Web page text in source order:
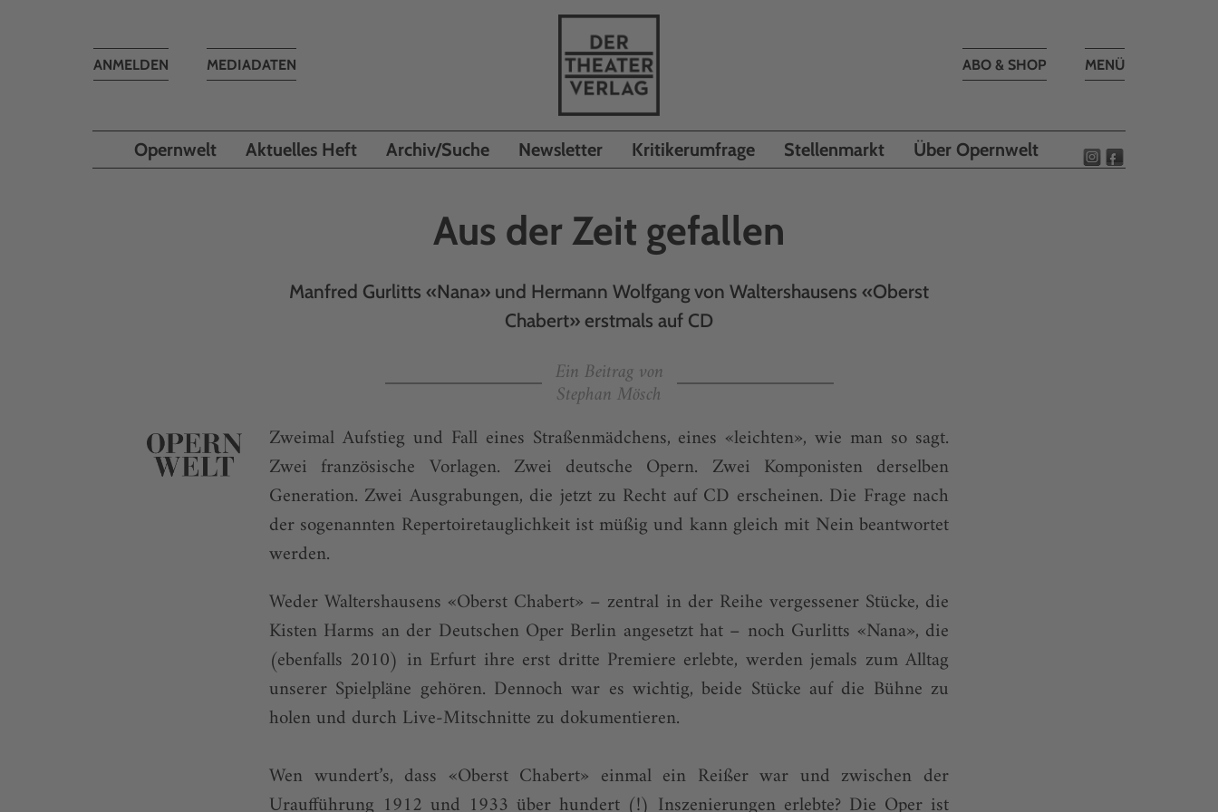
Toggle
MENÜ
ABO & SHOP
MEDIADATEN
Toggle
ANMELDEN
Opernwelt Aktuelles Heft Archiv/Suche Newsletter Kritikerumfrage Stellenmarkt Über Opernwelt
Aus der Zeit gefallen
Manfred Gurlitts «Nana» und Hermann Wolfgang von Waltershausens «Oberst
Chabert» erstmals auf CD
Ein Beitrag von
Stephan Mösch
Zweimal Aufstieg und Fall eines Straßenmädchens, eines «leichten», wie man so sagt.
Zwei französische Vorlagen. Zwei deutsche Opern. Zwei Komponisten derselben
Generation. Zwei Ausgrabungen, die jetzt zu Recht auf CD erscheinen. Die Frage nach
der sogenannten Repertoiretauglichkeit ist müßig und kann gleich mit Nein beantwortet
werden.
Weder Waltershausens «Oberst Chabert» – zentral in der Reihe vergessener Stücke, die
Kisten Harms an der Deutschen Oper Berlin angesetzt hat – noch Gurlitts «Nana», die
(ebenfalls 2010) in Erfurt ihre erst dritte Premiere erlebte, werden jemals zum Alltag
unserer Spielpläne gehören. Dennoch war es wichtig, beide Stücke auf die Bühne zu
holen und durch Live-Mitschnitte zu dokumentieren.
Wen wundert’s, dass «Oberst Chabert» einmal ein Reißer war und zwischen der
Uraufführung 1912 und 1933 über hundert (!) Inszenierungen erlebte? Die Oper ist